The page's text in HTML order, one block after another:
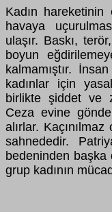
Kadın
havaya
ulaşır. Baskı,
boyun
kalmamıştır.
kadınlar için
birlikte şiddet ve
Ceza evine
alırlar.
sahnededir.
bedeninden
grup kadının